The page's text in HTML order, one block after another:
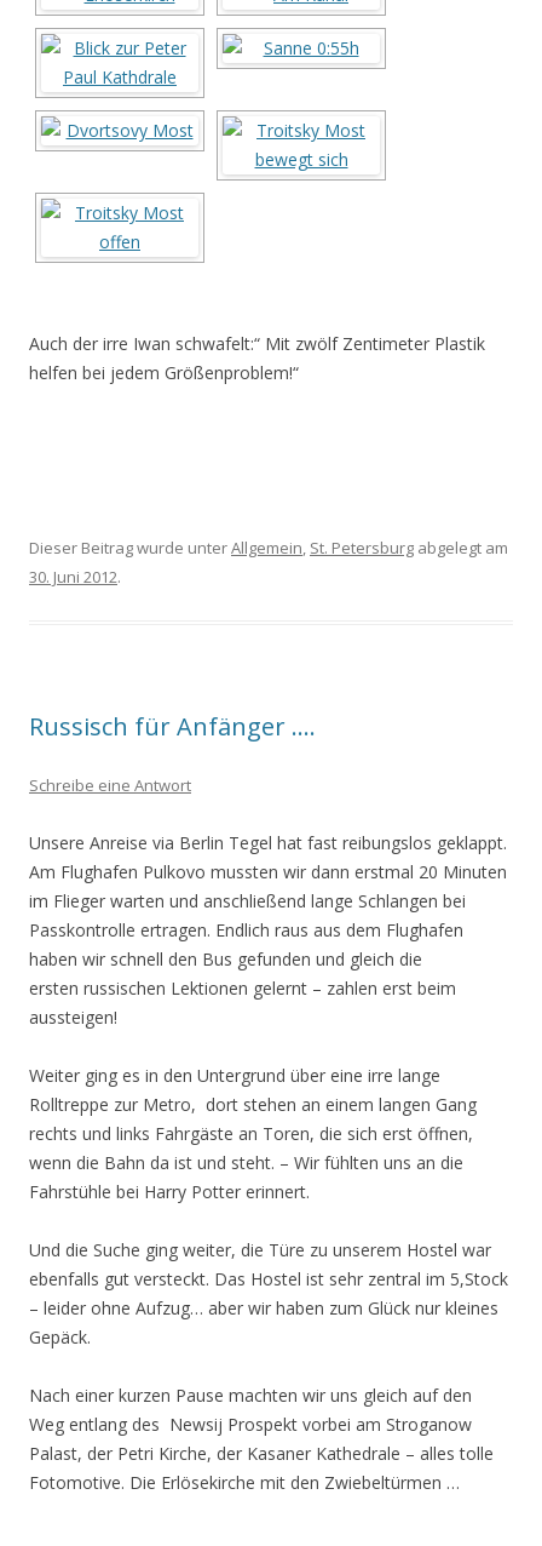
Auch der irre Iwan schwafelt:“ Mit zwölf Zentimeter Plastik
helfen bei jedem Größenproblem!“
Dieser Beitrag wurde unterAllgemein, St. Petersburg abgelegt am
30. Juni 2012.
Russisch für Anfänger ….
Schreibe eine Antwort
Unsere Anreise via Berlin Tegel hat fast reibungslos geklappt.
Am Flughafen Pulkovo mussten wir dann erstmal 20 Minuten
im Flieger warten und anschließend lange Schlangen bei
Passkontrolle ertragen. Endlich raus aus dem Flughafen
haben wir schnell den Bus gefunden und gleich die
ersten russischen Lektionen gelernt – zahlen erst beim
aussteigen!
Weiter ging es in den Untergrund über eine irre lange
Rolltreppe zur Metro, dort stehen an einem langen Gang
rechts und links Fahrgäste an Toren, die sich erst öffnen,
wenn die Bahn da ist und steht. – Wir fühlten uns an die
Fahrstühle bei Harry Potter erinnert.
Und die Suche ging weiter, die Türe zu unserem Hostel war
ebenfalls gut versteckt. Das Hostel ist sehr zentral im 5,Stock
– leider ohne Aufzug… aber wir haben zum Glück nur kleines
Gepäck.
Nach einer kurzen Pause machten wir uns gleich auf den
Weg entlang des Newsij Prospekt vorbei am Stroganow
Palast, der Petri Kirche, der Kasaner Kathedrale – alles tolle
Fotomotive. Die Erlösekirche mit den Zwiebeltürmen …